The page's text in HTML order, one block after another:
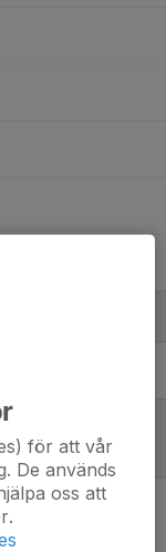
för att vår
De används
oss att